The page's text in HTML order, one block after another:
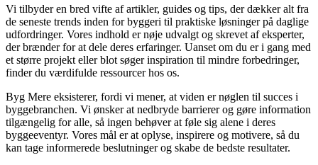
Vi tilbyder en bred vifte af artikler, guides og tips, der dækker alt fra
de seneste trends inden for byggeri til praktiske løsninger på daglige
udfordringer. Vores indhold er nøje udvalgt og skrevet af eksperter,
der brænder for at dele deres erfaringer. Uanset om du er i gang med
et større projekt eller blot søger inspiration til mindre forbedringer,
finder du værdifulde ressourcer hos os.
Byg Mere eksisterer, fordi vi mener, at viden er nøglen til succes i
byggebranchen. Vi ønsker at nedbryde barrierer og gøre information
tilgængelig for alle, så ingen behøver at føle sig alene i deres
byggeeventyr. Vores mål er at oplyse, inspirere og motivere, så du
kan tage informerede beslutninger og skabe de bedste resultater.